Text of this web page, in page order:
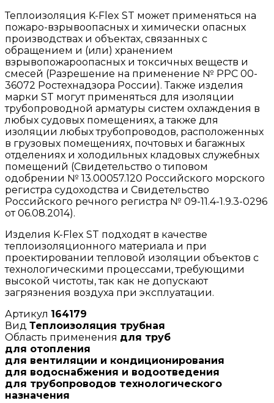
Теплоизоляция K-Flex ST может применяться на
пожаро-взрывоопасных и химически опасных
производствах и объектах, связанных с
обращением и (или) хранением
взрывопожароопасных и токсичных веществ и
смесей (Разрешение на применение № РРС 00-
36072 Ростехнадзора России). Также изделия
марки ST могут применяться для изоляции
трубопроводной арматуры систем охлаждения в
любых судовых помещениях, а также для
изоляции любых трубопроводов, расположенных
в грузовых помещениях, почтовых и багажных
отделениях и холодильных кладовых служебных
помещений (Свидетельство о типовом
одобрении № 13.00057.120 Российского морского
регистра судоходства и Свидетельство
Российского речного регистра № 09-11.4-1.9.3-0296
от 06.08.2014).
Изделия K-Flex ST подходят в качестве
теплоизоляционного материала и при
проектировании тепловой изоляции объектов с
технологическими процессами, требующими
высокой чистоты, так как не допускают
загрязнения воздуха при эксплуатации.
Артикул 164179
Вид Теплоизоляция трубная
Область применения для труб
для отопления
для вентиляции и кондиционирования
для водоснабжения и водоотведения
для трубопроводов технологического
назначения